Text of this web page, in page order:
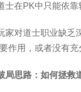
士在PK中只能依
家对道士职业缺乏
作用，或者没有
局思路：如何拯救